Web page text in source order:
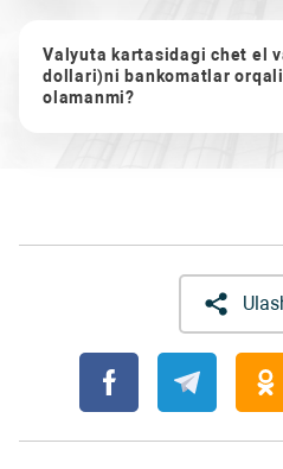
Valyuta kartasidagi chet el
dollari)ni bankomatlar
olamanmi?